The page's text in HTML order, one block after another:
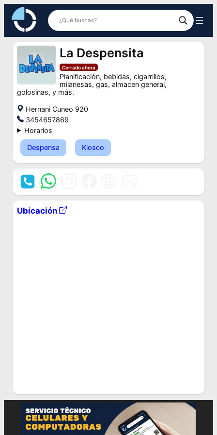
Saltar
contenido
La Despensita
Cerrado ahora
Planificación, bebidas, cigarrillos,
milanesas, gas, almacen general,
golosinas, y más.
Hernani Cuneo 920
3454657869
Horarios
Despensa Kiosco
Ubicación